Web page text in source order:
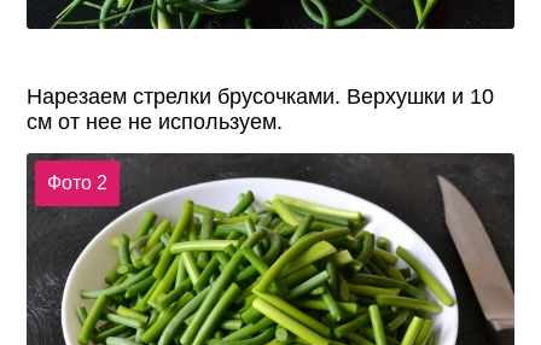
Нарезаем стрелки брусочками. Верхушки и 10
см от нее не используем.
Фото 2